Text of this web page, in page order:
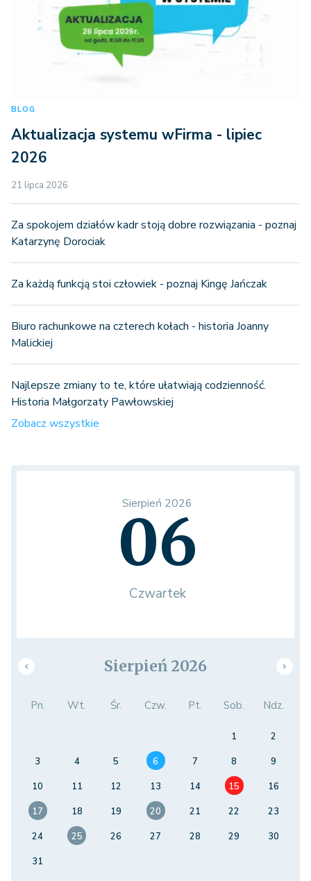
BLOG
Aktualizacja systemu wFirma - lipiec
2026
21 lipca 2026
Za spokojem działów kadr stoją dobre rozwiązania - poznaj
Katarzynę Dorociak
Za każdą funkcją stoi człowiek - poznaj Kingę Jańczak
Biuro rachunkowe na czterech kołach - historia Joanny
Malickiej
Najlepsze zmiany to te, które ułatwiają codzienność.
Historia Małgorzaty Pawłowskiej
Zobacz wszystkie
Sierpień 2026
06
Czwartek
Sierpień 2026
Pn. Wt. Śr. Czw. Pt. Sob. Ndz.
1
2
3
4 5 6 7 8
9
10
11 12 13 14 15
16
17
18 19 20 21 22
23
24
25 26 27 28 29
30
31